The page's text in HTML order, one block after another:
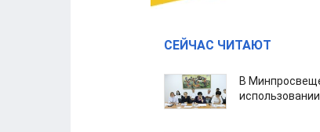
СЕЙЧАС ЧИТАЮТ
В